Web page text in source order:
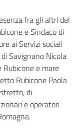
fra gli altri del
e Sindaco di
ai Servizi sociali
Savignano Nicola
Rubicone e mare
Rubicone Paola
di
e operatori